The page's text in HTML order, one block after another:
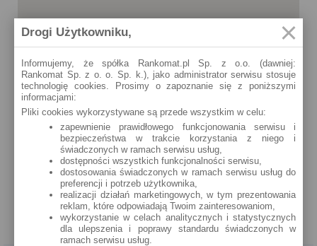
Szepietowo
Mazowiecka 19 (24h)
szczegóły »
Szepietowo
Wyszyńskiego 3 (24h)
szczegóły »
Drogi Użytkowniku,
Informujemy, że spółka Rankomat.pl Sp. z o.o. (dawniej:
Rankomat Sp. z o. o. Sp. k.), jako administrator serwisu stosuje
technologię cookies. Prosimy o zapoznanie się z poniższymi
informacjami:
Pliki cookies wykorzystywane są przede wszystkim w celu:
zapewnienie prawidłowego funkcjonowania serwisu i
bezpieczeństwa w trakcie korzystania z niego i
świadczonych w ramach serwisu usług,
dostępności wszystkich funkcjonalności serwisu,
dostosowania świadczonych w ramach serwisu usług do
preferencji i potrzeb użytkownika,
realizacji działań marketingowych, w tym prezentowania
reklam, które odpowiadają Twoim zainteresowaniom,
wykorzystanie w celach analitycznych i statystycznych
dla ulepszenia i poprawy standardu świadczonych w
ramach serwisu usług.